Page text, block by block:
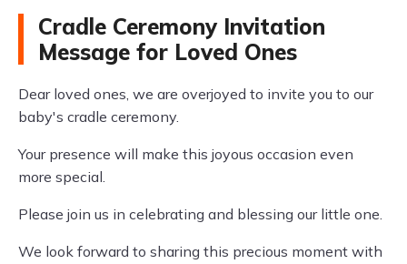
Cradle Ceremony Invitation
Message for Loved Ones
Dear loved ones, we are overjoyed to invite you to our
baby's cradle ceremony.
Your presence will make this joyous occasion even
more special.
Please join us in celebrating and blessing our little one.
We look forward to sharing this precious moment with